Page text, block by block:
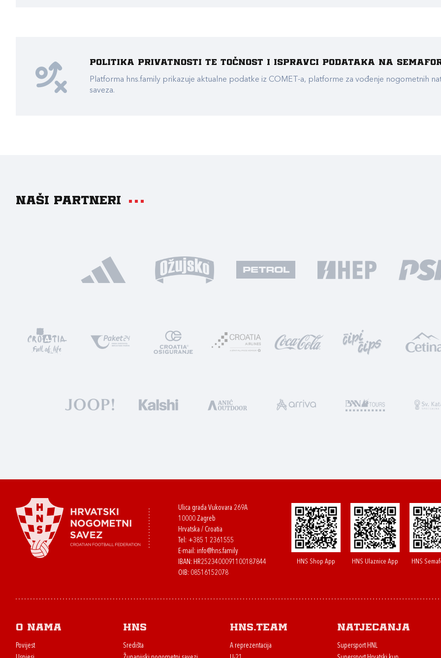
Politika privatnosti te točnost i ispravci podataka na
Platforma hns.family prikazuje aktualne podatke iz COMET-a, platforme za vođenje nogometnih
saveza.
Naši partneri
Ulica grada Vukovara 269A
10000 Zagreb
Hrvatska / Croatia
Tel: +385 1 2361555
E-mail: info@hns.family
IBAN: HR2523400091100187844
OIB: 08516152078
HNS Shop App HNS Ulaznice App HNS
O nama
Povijest
HNS
Središta
HNS.team
A reprezentacija
Natjecanja
Supersport HNL